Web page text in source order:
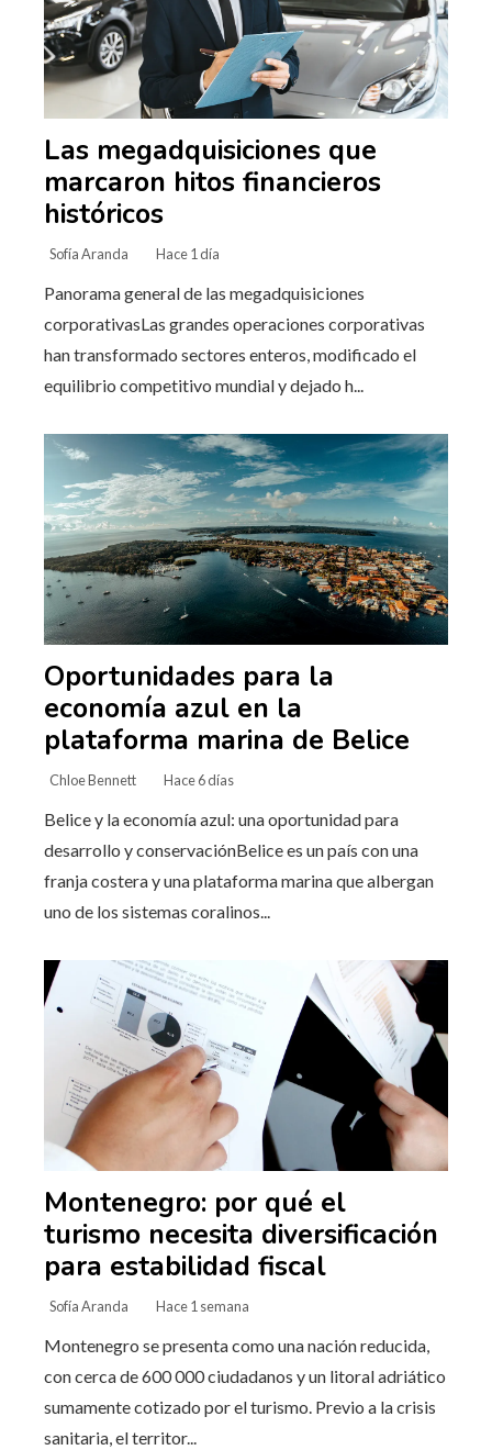
Las megadquisiciones que
marcaron hitos financieros
históricos
Sofía Aranda Hace 1 día
Panorama general de las megadquisiciones
corporativasLas grandes operaciones corporativas
han transformado sectores enteros, modificado el
equilibrio competitivo mundial y dejado h...
Oportunidades para la
economía azul en la
plataforma marina de Belice
Chloe Bennett Hace 6 días
Belice y la economía azul: una oportunidad para
desarrollo y conservaciónBelice es un país con una
franja costera y una plataforma marina que albergan
uno de los sistemas coralinos...
Montenegro: por qué el
turismo necesita diversificación
para estabilidad fiscal
Sofía Aranda Hace 1 semana
Montenegro se presenta como una nación reducida,
con cerca de 600 000 ciudadanos y un litoral adriático
sumamente cotizado por el turismo. Previo a la crisis
sanitaria, el territor...